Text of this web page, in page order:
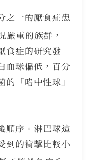
之一的厭食症患
嚴重的族群，
食症的研究發
血球偏低，百分
「嗜中性球」
順序。淋巴球這
到的衝擊比較小